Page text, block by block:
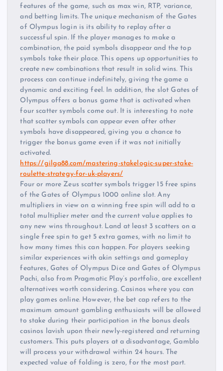
features of the game, such as max win, RTP, variance,
and betting limits. The unique mechanism of the Gates
of Olympus login is its ability to replay after a
successful spin. If the player manages to make a
combination, the paid symbols disappear and the top
symbols take their place. This opens up opportunities to
create new combinations that result in solid wins. This
process can continue indefinitely, giving the game a
dynamic and exciting feel. In addition, the slot Gates of
Olympus offers a bonus game that is activated when
four scatter symbols come out. It is interesting to note
that scatter symbols can appear even after other
symbols have disappeared, giving you a chance to
trigger the bonus game even if it was not initially
activated.
https://gilga88.com/mastering-stakelogic-super-stake-
roulette-strategy-for-uk-players/
Four or more Zeus scatter symbols trigger 15 free spins
of the Gates of Olympus 1000 online slot. Any
multipliers in view on a winning free spin will add to a
total multiplier meter and the current value applies to
any new wins throughout. Land at least 3 scatters on a
single free spin to get 5 extra games, with no limit to
how many times this can happen. For players seeking
similar experiences with akin settings and gameplay
features, Gates of Olympus Dice and Gates of Olympus
Pachi, also from Pragmatic Play’s portfolio, are excellent
alternatives worth considering. Casinos where you can
play games online. However, the bet cap refers to the
maximum amount gambling enthusiasts will be allowed
to stake during their participation in the bonus deals
casinos lavish upon their newly-registered and returning
customers. This puts players at a disadvantage, Gamblo
will process your withdrawal within 24 hours. The
expected value of folding is zero, for the most part.